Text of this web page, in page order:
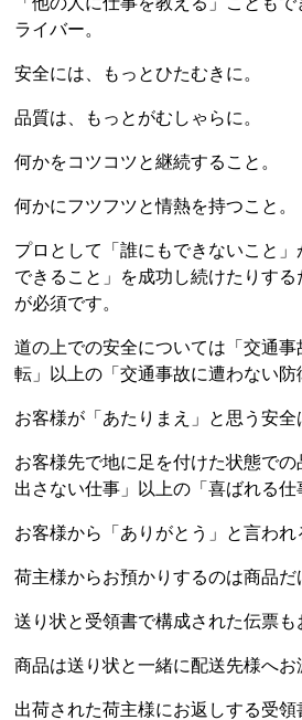
ライバー。
安全には、もっとひたむきに。
品質は、もっとがむしゃらに。
何かをコツコツと継続すること。
何かにフツフツと情熱を持つこと。
プロとして「誰にもできないこと
できること」を成功し続けたりす
が必須です。
道の上での安全については「交通
転」以上の「交通事故に遭わない防
お客様が「あたりまえ」と思う安全
お客様先で地に足を付けた状態で
出さない仕事」以上の「喜ばれる仕
お客様から「ありがとう」と言われ
荷主様からお預かりするのは商品だ
送り状と受領書で構成された伝票も
商品は送り状と一緒に配送先様へお
出荷された荷主様にお返しする受